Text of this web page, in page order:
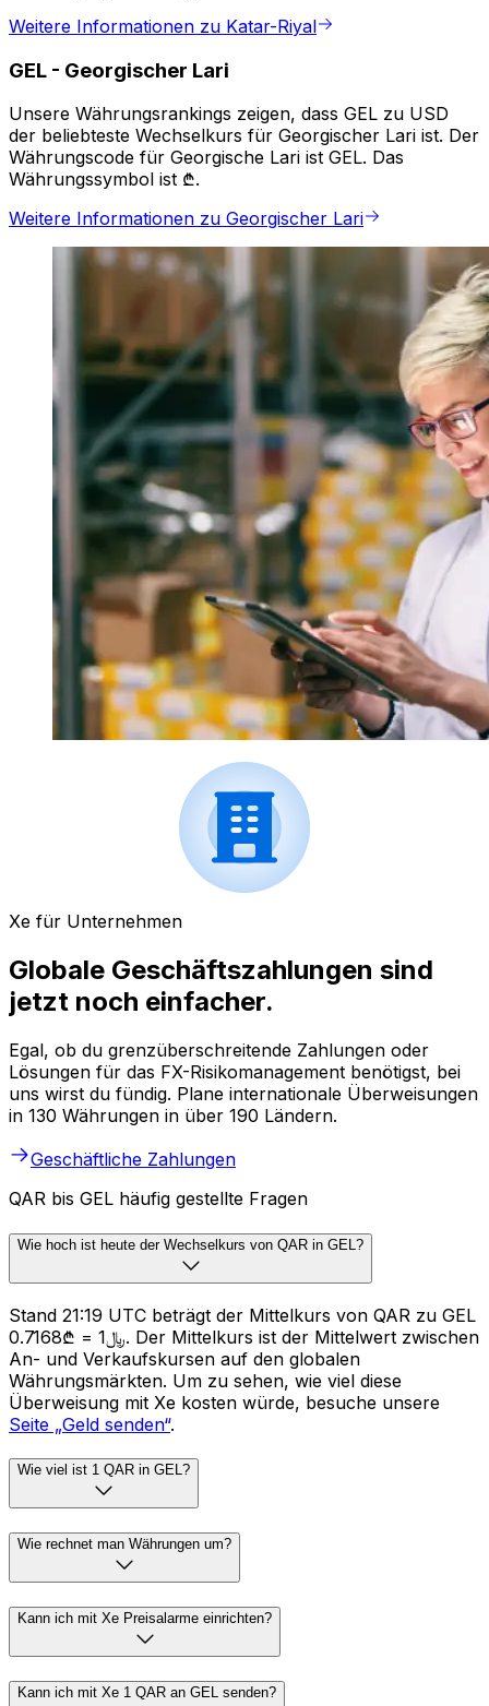
Weitere Informationen zu Katar-Riyal
GEL - Georgischer Lari
Unsere Währungsrankings zeigen, dass GEL zu USD
der beliebteste Wechselkurs für Georgischer Lari ist. Der
Währungscode für Georgische Lari ist GEL. Das
Währungssymbol ist ₾.
Weitere Informationen zu Georgischer Lari
Xe für Unternehmen
Globale Geschäftszahlungen sind
jetzt noch einfacher.
Egal, ob du grenzüberschreitende Zahlungen oder
Lösungen für das FX-Risikomanagement benötigst, bei
uns wirst du fündig. Plane internationale Überweisungen
in 130 Währungen in über 190 Ländern.
Geschäftliche Zahlungen
QAR bis GEL häufig gestellte Fragen
Wie hoch ist heute der Wechselkurs von QAR in GEL?
Stand 21:19 UTC beträgt der Mittelkurs von QAR zu GEL
﷼1 = ₾0.7168. Der Mittelkurs ist der Mittelwert zwischen
An- und Verkaufskursen auf den globalen
Währungsmärkten. Um zu sehen, wie viel diese
Überweisung mit Xe kosten würde, besuche unsere
Seite „Geld senden“.
Wie viel ist 1 QAR in GEL?
Wie rechnet man Währungen um?
Kann ich mit Xe Preisalarme einrichten?
Kann ich mit Xe 1 QAR an GEL senden?